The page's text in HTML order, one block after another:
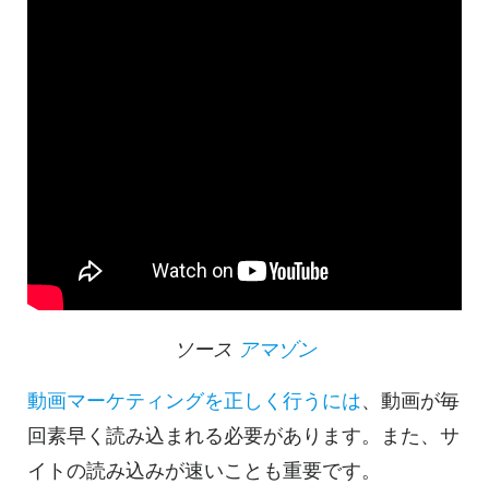
ソース アマゾン
動画マーケティングを正しく行うには、動画が毎
回素早く読み込まれる必要があります。また、サ
イトの読み込みが速いことも重要です。